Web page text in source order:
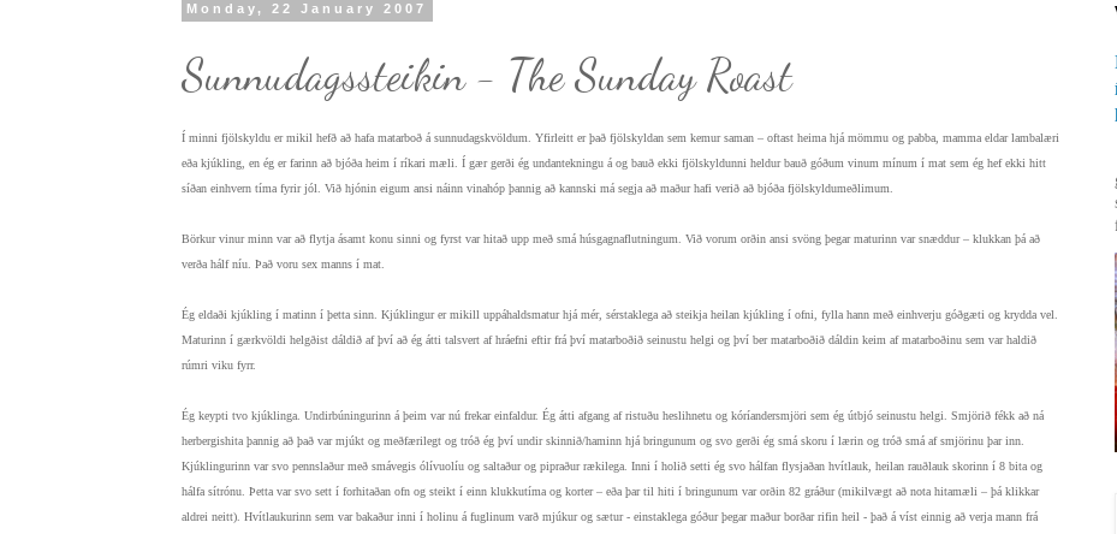
Monday, 22 January 2007
Sunnudagssteikin - The Sunday Roast
Í minni fjölskyldu er mikil hefð að hafa matarboð á sunnudagskvöldum. Yfirleitt er það fjölskyldan sem kemur saman – oftast heima hjá mömmu og pabba, mamma eldar lambalæri
eða kjúkling, en ég er farinn að bjóða heim í ríkari mæli. Í gær gerði ég undantekningu á og bauð ekki fjölskyldunni heldur bauð góðum vinum mínum í mat sem ég hef ekki hitt
síðan einhvern tíma fyrir jól. Við hjónin eigum ansi náinn vinahóp þannig að kannski má segja að maður hafi verið að bjóða fjölskyldumeðlimum.
Börkur vinur minn var að flytja ásamt konu sinni og fyrst var hitað upp með smá húsgagnaflutningum. Við vorum orðin ansi svöng þegar maturinn var snæddur – klukkan þá að
verða hálf níu. Það voru sex manns í mat.
Ég eldaði kjúkling í matinn í þetta sinn. Kjúklingur er mikill uppáhaldsmatur hjá mér, sérstaklega að steikja heilan kjúkling í ofni, fylla hann með einhverju góðgæti og krydda vel.
Maturinn í gærkvöldi helgðist dáldið af því að ég átti talsvert af hráefni eftir frá því matarboðið seinustu helgi og því ber matarboðið dáldin keim af matarboðinu sem var haldið
rúmri viku fyrr.
Ég keypti tvo kjúklinga. Undirbúningurinn á þeim var nú frekar einfaldur. Ég átti afgang af ristuðu heslihnetu og kóríandersmjöri sem ég útbjó seinustu helgi. Smjörið fékk að ná
herbergishita þannig að það var mjúkt og meðfærilegt og tróð ég því undir skinnið/haminn hjá bringunum og svo gerði ég smá skoru í lærin og tróð smá af smjörinu þar inn.
Kjúklingurinn var svo pennslaður með smávegis ólívuolíu og saltaður og pipraður rækilega. Inni í holið setti ég svo hálfan flysjaðan hvítlauk, heilan rauðlauk skorinn í 8 bita og
hálfa sítrónu. Þetta var svo sett í forhitaðan ofn og steikt í einn klukkutíma og korter – eða þar til hiti í bringunum var orðin 82 gráður (mikilvægt að nota hitamæli – þá klikkar
aldrei neitt). Hvítlaukurinn sem var bakaður inni í holinu á fuglinum varð mjúkur og sætur - einstaklega góður þegar maður borðar rifin heil - það á víst einnig að verja mann frá